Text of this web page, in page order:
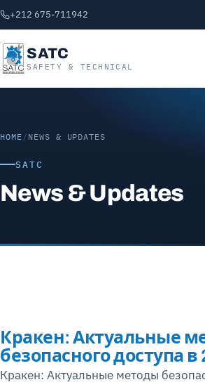
+212 675-711942
SATC
SAFETY & TECHNICAL
HOME / NEWS & UPDATES
SATC
News & Updates
Кракен: Актуальные
безопасного доступа в
Кракен: Актуальные методы